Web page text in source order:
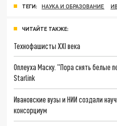
ТЕГИ: НАУКА И ОБРАЗОВАНИЕ
ЧИТАЙТЕ ТАКЖЕ:
Технофашисты XXI века
Оплеуха Маску. "Пора снять белые
Starlink
Ивановские вузы и НИИ создали
консорциум